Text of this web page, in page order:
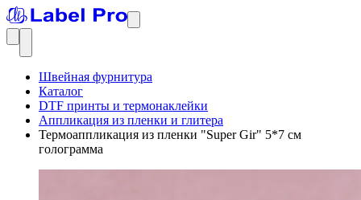
Швейная фурнитура
Каталог
DTF принты и термонаклейки
Аппликация из пленки и глитера
Термоаппликация из пленки "Super Gir" 5*7 см
голограмма